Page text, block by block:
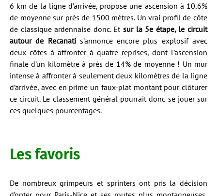
6 km de la ligne d’arrivée, propose une ascension à 10,6%
de moyenne sur près de 1500 mètres. Un vrai profil de côte
de classique ardennaise donc. Et sur la 5e étape, le circuit
autour de Recanatis’annonce encore plus explosif avec
deux côtes à affronter à quatre reprises, dont l’ascension
finale d’un kilomètre à près de 14% de moyenne ! Un mur
intense à affronter à seulement deux kilomètres de la ligne
d’arrivée, avec en prime un faux-plat montant pour clôturer
ce circuit. Le classement général pourrait donc se jouer sur
ces quelques pourcentages.
Les favoris
De nombreux grimpeurs et sprinters ont pris la décision